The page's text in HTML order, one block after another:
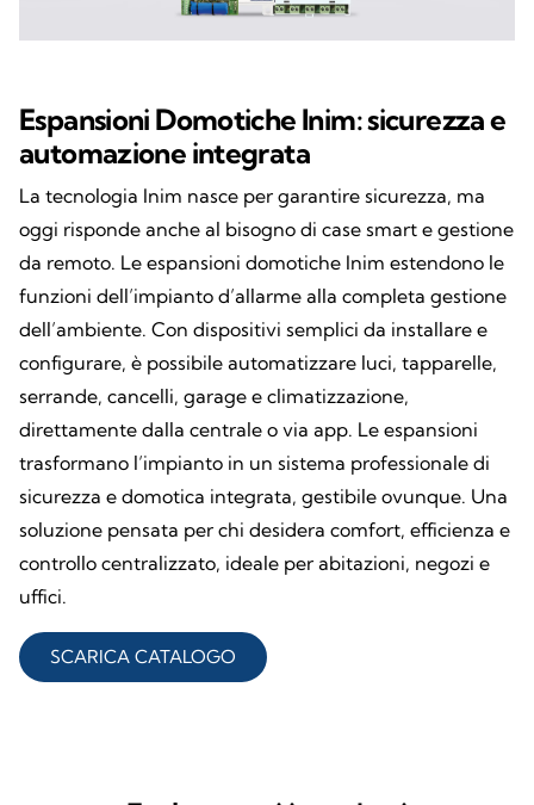
Espansioni Domotiche Inim: sicurezza e
automazione integrata
La tecnologia Inim nasce per garantire sicurezza, ma
oggi risponde anche al bisogno di case smart e gestione
da remoto. Le espansioni domotiche Inim estendono le
funzioni dell’impianto d’allarme alla completa gestione
dell’ambiente. Con dispositivi semplici da installare e
configurare, è possibile automatizzare luci, tapparelle,
serrande, cancelli, garage e climatizzazione,
direttamente dalla centrale o via app. Le espansioni
trasformano l’impianto in un sistema professionale di
sicurezza e domotica integrata, gestibile ovunque. Una
soluzione pensata per chi desidera comfort, efficienza e
controllo centralizzato, ideale per abitazioni, negozi e
uffici.
SCARICA CATALOGO